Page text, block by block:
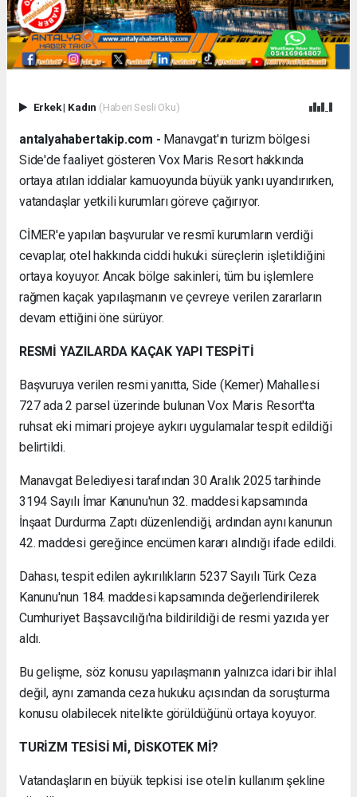
Erkek| Kadın (Haberi Sesli Oku)
antalyahabertakip.com - Manavgat'ın turizm bölgesi
Side'de faaliyet gösteren Vox Maris Resort hakkında
ortaya atılan iddialar kamuoyunda büyük yankı uyandırırken,
vatandaşlar yetkili kurumları göreve çağırıyor.
CİMER'e yapılan başvurular ve resmî kurumların verdiği
cevaplar, otel hakkında ciddi hukuki süreçlerin işletildiğini
ortaya koyuyor. Ancak bölge sakinleri, tüm bu işlemlere
rağmen kaçak yapılaşmanın ve çevreye verilen zararların
devam ettiğini öne sürüyor.
RESMİ YAZILARDA KAÇAK YAPI TESPİTİ
Başvuruya verilen resmi yanıtta, Side (Kemer) Mahallesi
727 ada 2 parsel üzerinde bulunan Vox Maris Resort'ta
ruhsat eki mimari projeye aykırı uygulamalar tespit edildiği
belirtildi.
Manavgat Belediyesi tarafından 30 Aralık 2025 tarihinde
3194 Sayılı İmar Kanunu'nun 32. maddesi kapsamında
İnşaat Durdurma Zaptı düzenlendiği, ardından aynı kanunun
42. maddesi gereğince encümen kararı alındığı ifade edildi.
Dahası, tespit edilen aykırılıkların 5237 Sayılı Türk Ceza
Kanunu'nun 184. maddesi kapsamında değerlendirilerek
Cumhuriyet Başsavcılığı'na bildirildiği de resmi yazıda yer
aldı.
Bu gelişme, söz konusu yapılaşmanın yalnızca idari bir ihlal
değil, aynı zamanda ceza hukuku açısından da soruşturma
konusu olabilecek nitelikte görüldüğünü ortaya koyuyor.
TURİZM TESİSİ Mİ, DİSKOTEK Mİ?
Vatandaşların en büyük tepkisi ise otelin kullanım şekline